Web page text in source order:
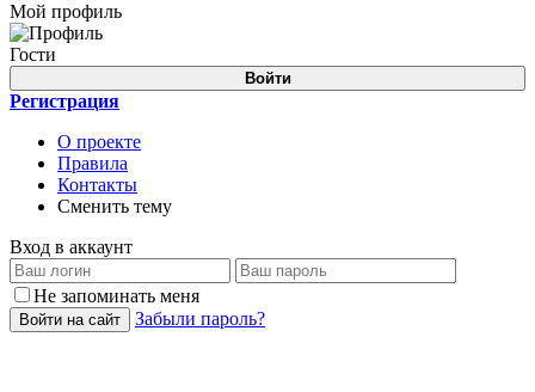
Мой профиль
Гости
Войти
Регистрация
О проекте
Правила
Контакты
Сменить тему
Вход в аккаунт
Не запоминать меня
Войти на сайт Забыли пароль?